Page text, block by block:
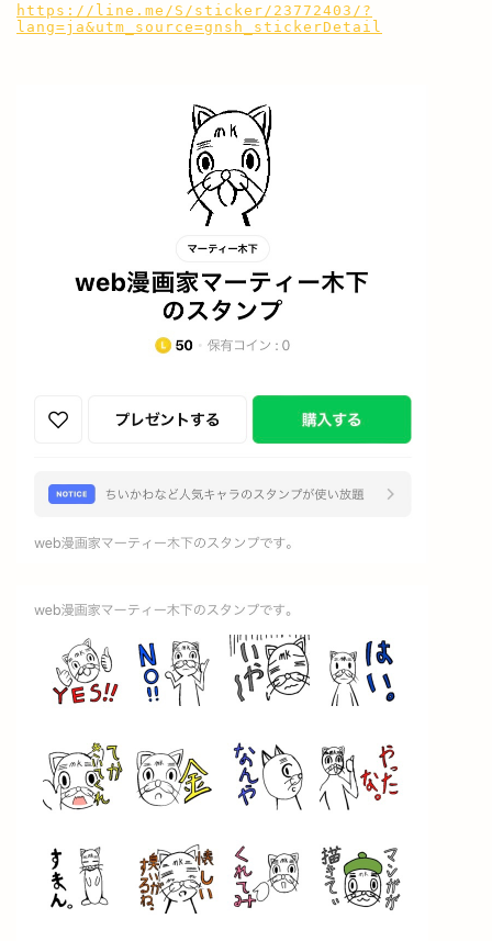
https://line.me/S/sticker/23772403/?
lang=ja&utm_source=gnsh_stickerDetail